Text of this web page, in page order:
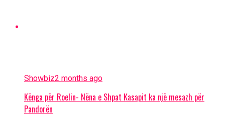
Showbiz2 months ago
Kënga për Roelin- Nëna e Shpat Kasapit ka një mesazh për
Pandorën